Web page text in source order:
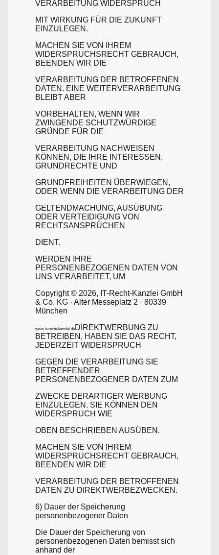
VERARBEITUNG WIDERSPRUCH
MIT WIRKUNG FÜR DIE ZUKUNFT
EINZULEGEN.
MACHEN SIE VON IHREM
WIDERSPRUCHSRECHT GEBRAUCH,
BEENDEN WIR DIE
VERARBEITUNG DER BETROFFENEN
DATEN. EINE WEITERVERARBEITUNG
BLEIBT ABER
VORBEHALTEN, WENN WIR
ZWINGENDE SCHUTZWÜRDIGE
GRÜNDE FÜR DIE
VERARBEITUNG NACHWEISEN
KÖNNEN, DIE IHRE INTERESSEN,
GRUNDRECHTE UND
GRUNDFREIHEITEN ÜBERWIEGEN,
ODER WENN DIE VERARBEITUNG DER
GELTENDMACHUNG, AUSÜBUNG
ODER VERTEIDIGUNG VON
RECHTSANSPRÜCHEN
DIENT.
WERDEN IHRE
PERSONENBEZOGENEN DATEN VON
UNS VERARBEITET, UM
Copyright © 2026, IT-Recht-Kanzlei GmbH
& Co. KG · Alter Messeplatz 2 · 80339
München
www.it-recht-kanzlei.de DIREKTWERBUNG ZU
BETREIBEN, HABEN SIE DAS RECHT,
JEDERZEIT WIDERSPRUCH
GEGEN DIE VERARBEITUNG SIE
BETREFFENDER
PERSONENBEZOGENER DATEN ZUM
ZWECKE DERARTIGER WERBUNG
EINZULEGEN. SIE KÖNNEN DEN
WIDERSPRUCH WIE
OBEN BESCHRIEBEN AUSÜBEN.
MACHEN SIE VON IHREM
WIDERSPRUCHSRECHT GEBRAUCH,
BEENDEN WIR DIE
VERARBEITUNG DER BETROFFENEN
DATEN ZU DIREKTWERBEZWECKEN.
6) Dauer der Speicherung
personenbezogener Daten
Die Dauer der Speicherung von
personenbezogenen Daten bemisst sich
anhand der